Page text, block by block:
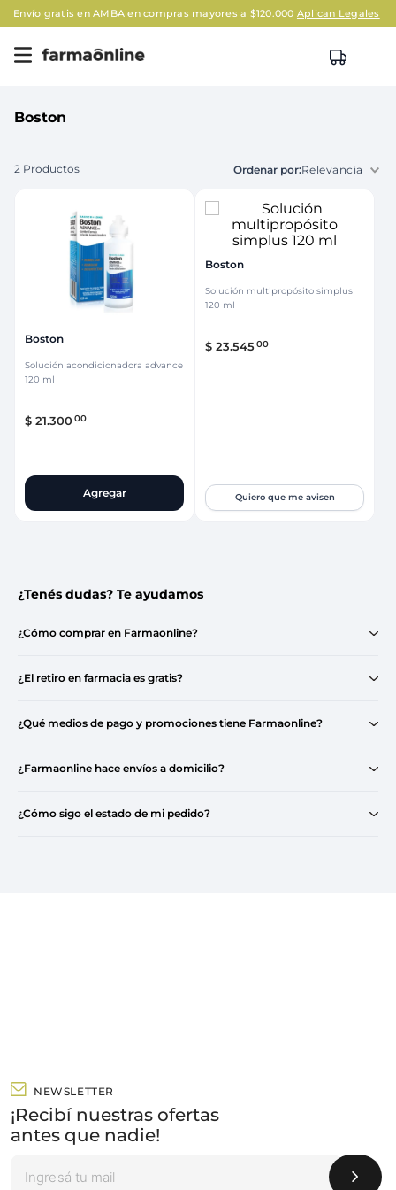
gratis en AMBA en compras mayores a $120.000Aplican Legales
Boston
2 Productos Relevancia
Boston
Solución acondicionadora advance
120 ml
$ 21.30000
Agregar
Boston
Solución multipropósito simplus
120 ml
$ 23.54500
Quiero que me avisen
¿Tenés dudas? Te ayudamos
¿Cómo comprar en Farmaonline?
¿El retiro en farmacia es gratis?
¿Qué medios de pago y promociones tiene Farmaonline?
¿Farmaonline hace envíos a domicilio?
¿Cómo sigo el estado de mi pedido?
NEWSLETTER
¡Recibí nuestras ofertas
antes que nadie!